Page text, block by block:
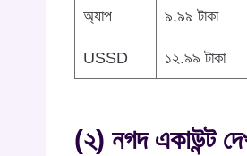
অ্যাপ ৯.৯৯ টাকা
USSD ১২.৯৯ টাকা
(২) নগদ একাউন্ট